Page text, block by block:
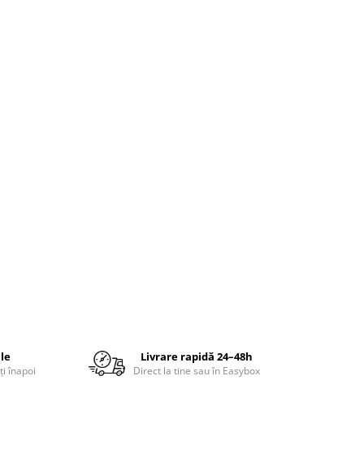
înapoi
Livrare rapidă 24–48h
Direct la tine sau în Easybox